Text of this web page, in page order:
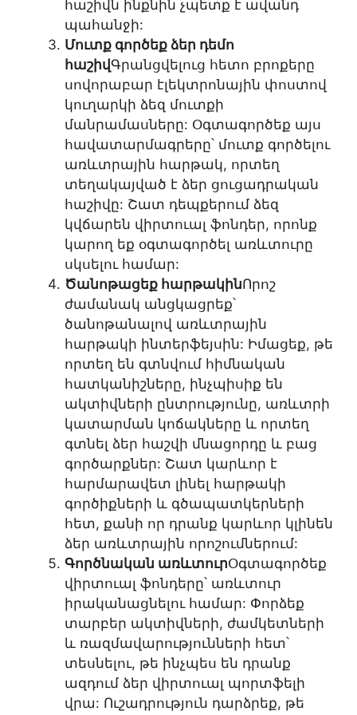
հաշիվն ինքնին չպետք է ավանդ
պահանջի:
Մուտք գործեք ձեր դեմո
հաշիվԳրանցվելուց հետո բրոքերը
սովորաբար էլեկտրոնային փոստով
կուղարկի ձեզ մուտքի
մանրամասները: Օգտագործեք այս
հավատարմագրերը՝ մուտք գործելու
առևտրային հարթակ, որտեղ
տեղակայված է ձեր ցուցադրական
հաշիվը: Շատ դեպքերում ձեզ
կվճարեն վիրտուալ ֆոնդեր, որոնք
կարող եք օգտագործել առևտուրը
սկսելու համար:
Ծանոթացեք հարթակինՈրոշ
ժամանակ անցկացրեք՝
ծանոթանալով առևտրային
հարթակի ինտերֆեյսին: Իմացեք, թե
որտեղ են գտնվում հիմնական
հատկանիշները, ինչպիսիք են
ակտիվների ընտրությունը, առևտրի
կատարման կոճակները և որտեղ
գտնել ձեր հաշվի մնացորդը և բաց
գործարքներ: Շատ կարևոր է
հարմարավետ լինել հարթակի
գործիքների և գծապատկերների
հետ, քանի որ դրանք կարևոր կլինեն
ձեր առևտրային որոշումներում:
Գործնական առևտուրՕգտագործեք
վիրտուալ ֆոնդերը՝ առևտուր
իրականացնելու համար: Փորձեք
տարբեր ակտիվների, ժամկետների
և ռազմավարությունների հետ՝
տեսնելու, թե ինչպես են դրանք
ազդում ձեր վիրտուալ պորտֆելի
վրա: Ուշադրություն դարձրեք, թե